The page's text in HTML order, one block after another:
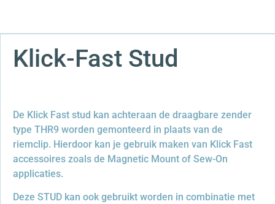
Klick-Fast Stud
De Klick Fast stud kan achteraan de draagbare zender
type THR9 worden gemonteerd in plaats van de
riemclip. Hierdoor kan je gebruik maken van Klick Fast
accessoires zoals de Magnetic Mount of Sew-On
applicaties.
Deze STUD kan ook gebruikt worden in combinatie met